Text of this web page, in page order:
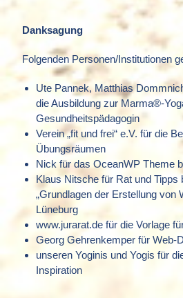
Danksagung
Folgenden Personen/Institutionen
Ute Pannek, Matthias
die Ausbildung zur Marma®-
Gesundheitspädagogin
Verein „fit und frei“ e.V. für die
Übungsräumen
Nick für das OceanWP Theme
Klaus Nitsche für Rat und Tipps
„Grundlagen der Erstellung von
Lüneburg
www.jurarat.de für die Vorlage
Georg Gehrenkemper für Web-
unseren Yoginis und Yogis für
Inspiration